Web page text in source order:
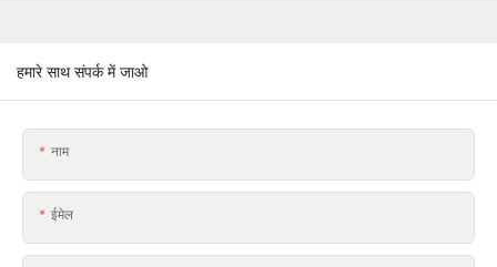
हमारे साथ संपर्क में जाओ
नाम
ईमेल